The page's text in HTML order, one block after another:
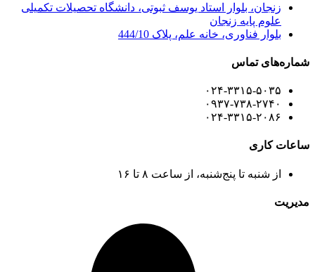
زنجان، بلوار استاد یوسف ثبوتی، دانشگاه تحصیلات تکمیلی
علوم پایه زنجان
بلوار فناوری، خانه علم، پلاک 444/10
تماس
۰۲۴-۳۳۱۵-۵۰۳۵
۰۹۳۷-۷۳۸-۲۷۴۰
۰۲۴-۳۳۱۵-۲۰۸۶
کاری
از شنبه تا پنج‌شنبه، از ساعت ۸ تا ۱۶